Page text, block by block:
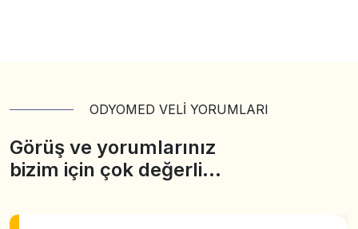
ODYOMED VELİ YORUMLARI
Görüş ve yorumlarınız
bizim için çok değerli…